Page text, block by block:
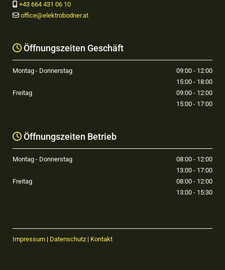
 +43 664 431 06 10
 office@elektrobodner.at
Öffnungszeiten Geschäft
Montag - Donnerstag
09:00 - 12:00
15:00 - 18:00
Freitag
09:00 - 12:00
15:00 - 17:00
Öffnungszeiten Betrieb
Montag - Donnerstag
08:00 - 12:00
13:00 - 17:00
Freitag
08:00 - 12:00
13:00 - 15:30
Impressum | Datenschutz | Kontakt